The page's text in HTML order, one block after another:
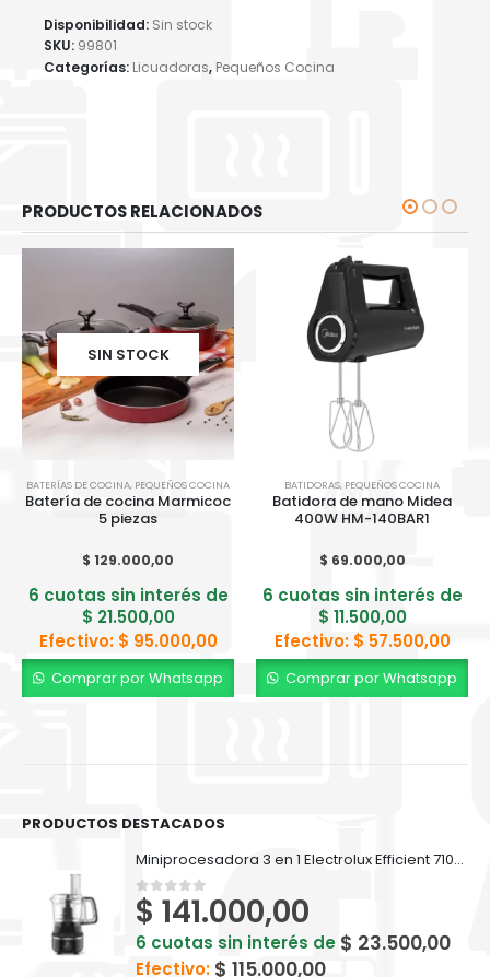
Disponibilidad: Sin stock
SKU: 99801
Categorías: Licuadoras, Pequeños Cocina
PRODUCTOS RELACIONADOS
SIN STOCK
BATERÍAS DE COCINA, PEQUEÑOS COCINA
Batería de cocina Marmicoc
5 piezas
$ 129.000,00
6 cuotas sin interés de
$ 21.500,00
Efectivo: $ 95.000,00
Comprar por Whatsapp
BATIDORAS, PEQUEÑOS COCINA
Batidora de mano Midea
400W HM-140BAR1
$ 69.000,00
6 cuotas sin interés de
$ 11.500,00
Efectivo: $ 57.500,00
Comprar por Whatsapp
PRODUCTOS DESTACADOS
Miniprocesadora 3 en 1 Electrolux Efficient 710ml EFP500
0out of 5
$ 141.000,00
6 cuotas sin interés de $ 23.500,00
Efectivo: $ 115.000,00